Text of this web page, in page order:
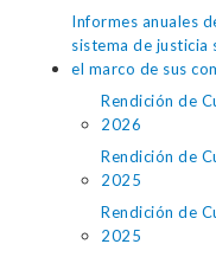
Informes anuales
sistema de justicia
el marco de sus
Rendición de
2026
Rendición de
2025
Rendición de
2025